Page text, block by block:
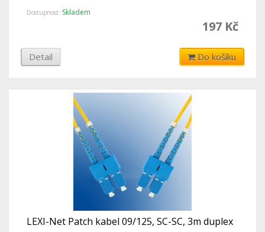
Dostupnost: Skladem
197 Kč
Detail Do košíku
LEXI-Net Patch kabel 09/125, SC-SC, 3m duplex